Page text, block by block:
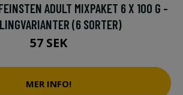
ADULT MIXPAKET 6 X 100 G -
(6 SORTER)
57 SEK
MER INFO!